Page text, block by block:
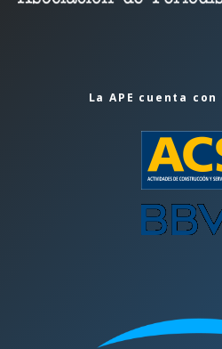
La APE cuenta